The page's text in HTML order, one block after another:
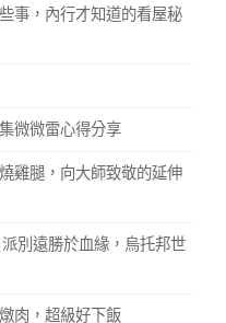
事，內行才知道的看屋秘
微微雷心得分享
雞腿，向大師致敬的延伸
別遠勝於血緣，烏托邦世
肉，超級好下飯